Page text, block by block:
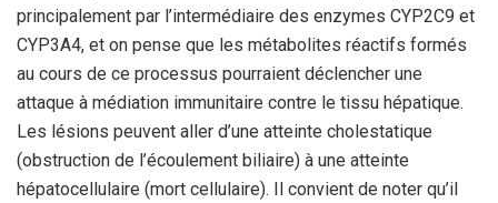
principalement par l’intermédiaire des enzymes CYP2C9 et
CYP3A4, et on pense que les métabolites réactifs formés
au cours de ce processus pourraient déclencher une
attaque à médiation immunitaire contre le tissu hépatique.
Les lésions peuvent aller d’une atteinte cholestatique
(obstruction de l’écoulement biliaire) à une atteinte
hépatocellulaire (mort cellulaire). Il convient de noter qu’il